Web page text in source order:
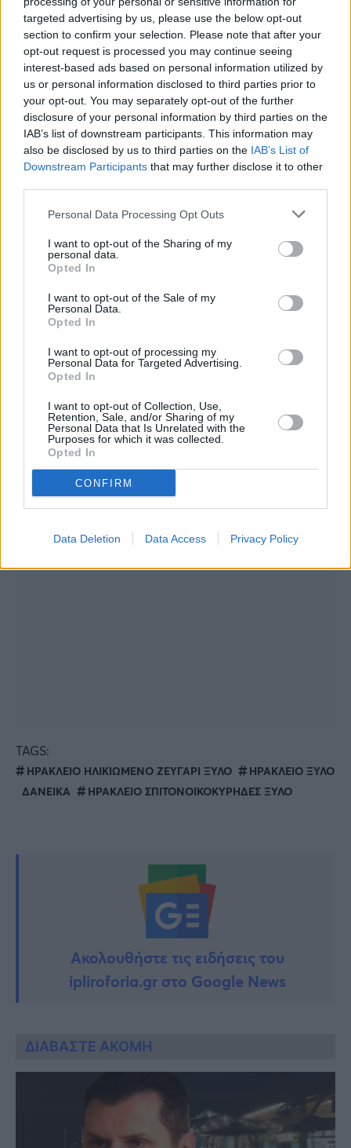
targeted advertising by us, please use the below opt-out
section to confirm your selection. Please note that after your
opt-out request is processed you may continue seeing
interest-based ads based on personal information utilized by
us or personal information disclosed to third parties prior to
your opt-out. You may separately opt-out of the further
disclosure of your personal information by third parties on the
IAB’s list of downstream participants. This information may
also be disclosed by us to third parties on the IAB’s List of
Downstream Participants that may further disclose it to other
Personal Data Processing Opt Outs
I want to opt-out of the Sharing of my
personal data.
Opted In
I want to opt-out of the Sale of my
Personal Data.
Opted In
I want to opt-out of processing my
Personal Data for Targeted Advertising.
Opted In
I want to opt-out of Collection, Use,
Retention, Sale, and/or Sharing of my
Personal Data that Is Unrelated with the
Purposes for which it was collected.
Opted In
CONFIRM
Data Deletion Data Access Privacy Policy
να τους πηγαίνουν για τις πρώτες βοήθειες
στο νοσοκομείο.
Ο 31χρονος οδηγήθηκε στον εισαγγελέα που
του άσκησε ποινικές διώξεις, ενώ τον
παρέπεμψε να δικαστεί στο Αυτόφωρο
Δικαστήριο τη Δευτέρα.
Απίστευτο γεγονός να ξυλοκοπεί έτσι ένα
δανεικά ενώ χρωστούσε και ενοίκια.
TAGS:
ΗΡΑΚΛΕΙΟ ΗΛΙΚΙΩΜΕΝΟ ΖΕΥΓΑΡΙ ΞΥΛΟ
ΗΡΑΚΛΕΙΟ ΞΥΛΟ
ΔΑΝΕΙΚΑ
ΗΡΑΚΛΕΙΟ ΣΠΙΤΟΝΟΙΚΟΚΥΡΗΔΕΣ ΞΥΛΟ
Ακολουθήστε τις ειδήσεις του
ipliroforia.gr στο Google News
ΔΙΑΒΑΣΤΕ ΑΚΟΜΗ